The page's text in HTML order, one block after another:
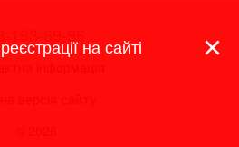
В онлайн-каталозі
лінійок високоякісної ×
на сайті